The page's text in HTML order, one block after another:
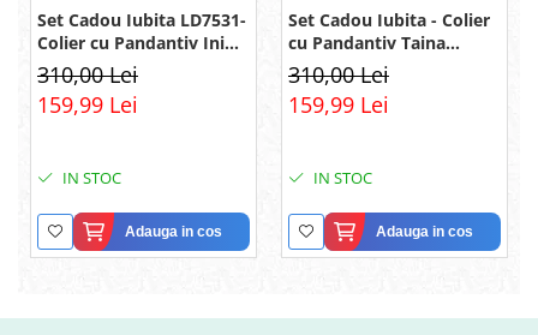
Set Cadou Iubita LD7531-
Colier cu Pandantiv Inimi
Pereche din Argint 925
placat cu rodiu, Cutie
Elegantă și Felicitare
310,00 Lei
159,99 Lei
IN STOC
Adauga in cos
Set Cadou Iubita - Colier
cu Pandantiv Taina
Infinitului din Argint 925
placat cu rodiu, Cutie
Elegantă și Mesaj
310,00 Lei
159,99 Lei
IN STOC
Adauga in cos